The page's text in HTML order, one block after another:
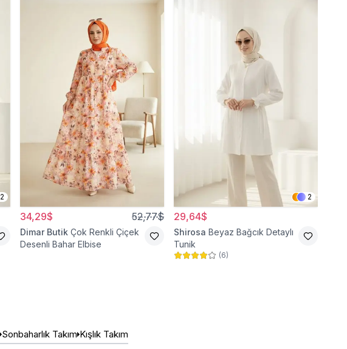
2
34,29$ 52,77$
Dimar Butik Çok Renkli Çiçek
Desenli Bahar Elbise
2
29,64$
Shirosa Beyaz Bağcık Detaylı
Tunik
(6)
Sonbaharlık Takım Kışlık Takım